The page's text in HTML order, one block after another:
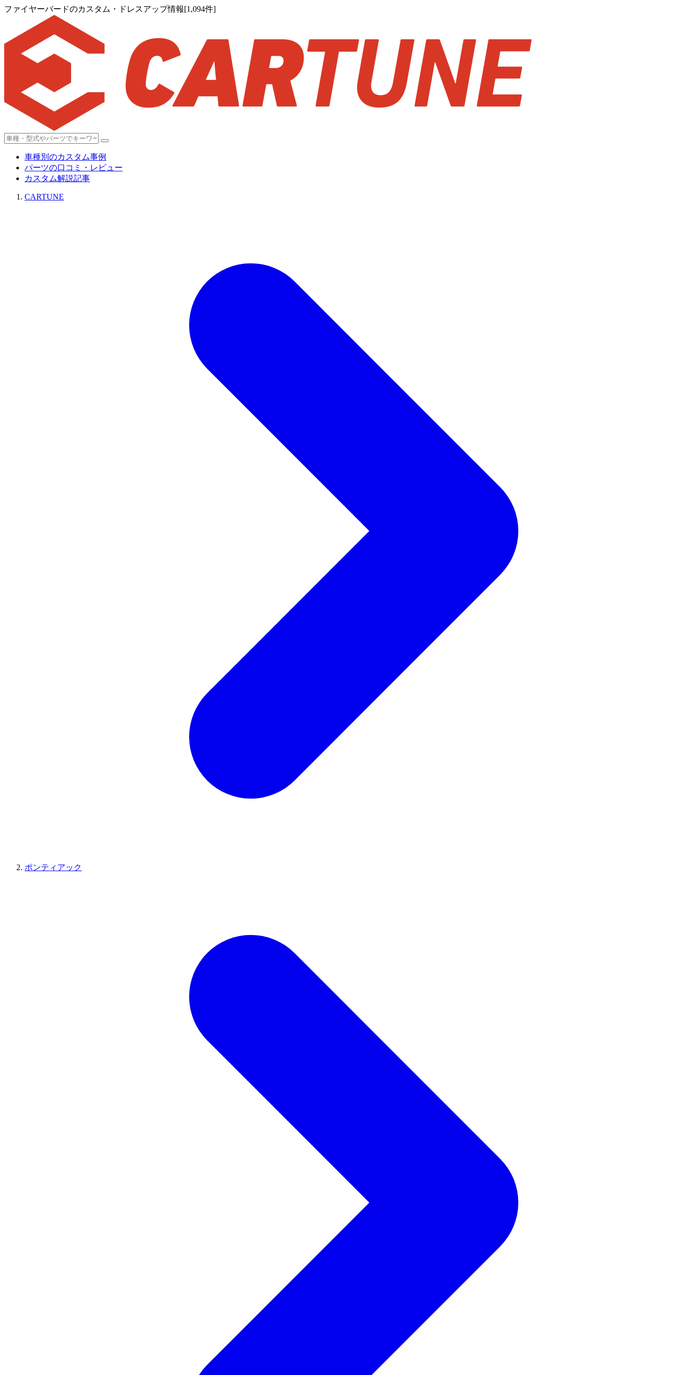
ファイヤーバードのカスタム・ドレスアップ情報[1,094件]
車種別のカスタム事例
パーツの口コミ・レビュー
カスタム解説記事
CARTUNE
ポンティアック